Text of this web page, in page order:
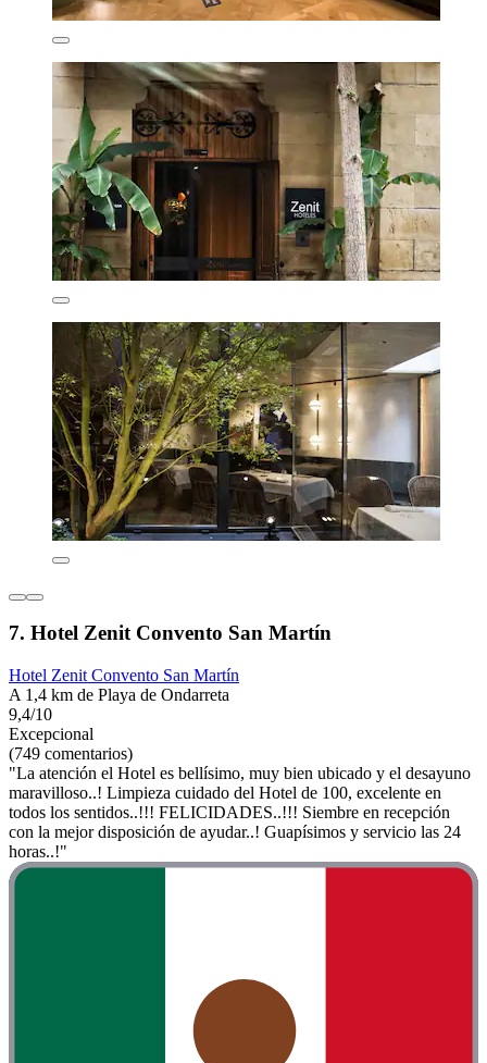
7. Hotel Zenit Convento San Martín
Hotel Zenit Convento San Martín
A 1,4 km de Playa de Ondarreta
9,4/10
Excepcional
(749 comentarios)
"La atención el Hotel es bellísimo, muy bien ubicado y el desayuno
maravilloso..! Limpieza cuidado del Hotel de 100, excelente en
todos los sentidos..!!! FELICIDADES..!!! Siembre en recepción
con la mejor disposición de ayudar..! Guapísimos y servicio las 24
horas..!"